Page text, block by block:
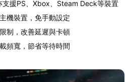
支援PS、Xbox、Steam Deck等裝置
機裝置，免手動設定
制，改善延遲與卡頓
頻寬，節省等待時間